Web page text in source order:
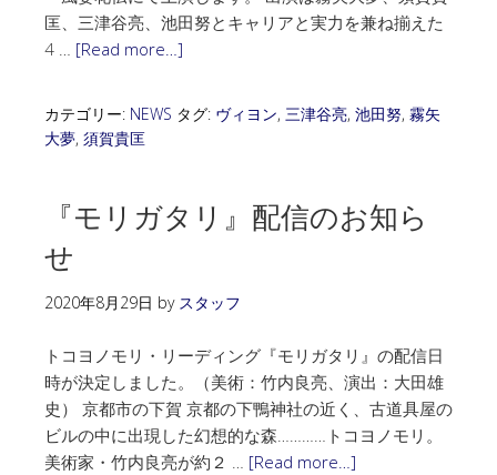
匡、三津谷亮、池田努とキャリアと実力を兼ね揃えた
4 … [Read more…]
カテゴリー: NEWS タグ: ヴィヨン, 三津谷亮, 池田努, 霧矢
大夢, 須賀貴匡
『モリガタリ』配信のお知ら
せ
2020年8月29日 by スタッフ
トコヨノモリ・リーディング『モリガタリ』の配信日
時が決定しました。（美術：竹内良亮、演出：大田雄
史） 京都市の下賀 京都の下鴨神社の近く、古道具屋の
ビルの中に出現した幻想的な森…………トコヨノモリ。
美術家・竹内良亮が約２ … [Read more…]